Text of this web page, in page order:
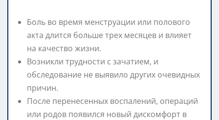
Боль во время менструации или полового
акта длится больше трех месяцев и влияет
на качество жизни.
Возникли трудности с зачатием, и
обследование не выявило других очевидных
причин.
После перенесенных воспалений, операций
или родов появился новый дискомфорт в